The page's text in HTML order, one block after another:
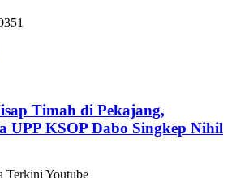
Timah di Pekajang,
UPP KSOP Dabo Singkep Nihil